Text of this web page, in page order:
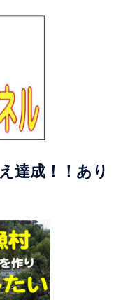
達成！！あり